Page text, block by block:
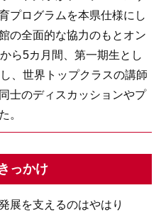
プログラムを本県仕様にし
の全面的な協力のもとオン
ら5カ月間、第一期生とし
、世界トップクラスの講師
士のディスカッションやプ
。
っかけ
展を支えるのはやはり